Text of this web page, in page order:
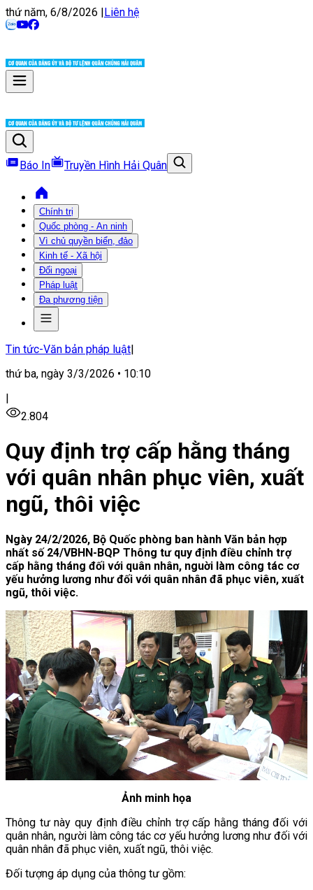
thứ năm, 6/8/2026 |Liên hệ
Báo In Truyền Hình Hải Quân
Chính trị
Quốc phòng - An ninh
Vì chủ quyền biển, đảo
Kinh tế - Xã hội
Đối ngoại
Pháp luật
Đa phương tiện
Tin tức-Văn bản pháp luật|
thứ ba, ngày 3/3/2026 • 10:10
|
2.804
Quy định trợ cấp hằng tháng
với quân nhân phục viên, xuất
ngũ, thôi việc
Ngày 24/2/2026, Bộ Quốc phòng ban hành Văn bản hợp
nhất số 24/VBHN-BQP Thông tư quy định điều chỉnh trợ
cấp hằng tháng đối với quân nhân, nguời làm công tác cơ
yếu hưởng lương như đối với quân nhân đã phục viên, xuất
ngũ, thôi việc.
Ảnh minh họa
Thông tư này quy định điều chỉnh trợ cấp hằng tháng đối với
quân nhân, người làm công tác cơ yếu hưởng lương như đối với
quân nhân đã phục viên, xuất ngũ, thôi việc.
Đối tượng áp dụng của thông tư gồm: